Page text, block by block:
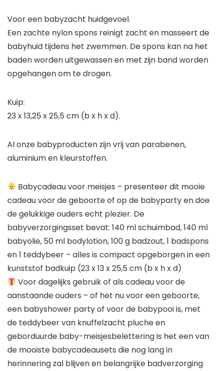
Voor een babyzacht huidgevoel.
Een zachte nylon spons reinigt zacht en masseert de
babyhuid tijdens het zwemmen. De spons kan na het
baden worden uitgewassen en met zijn band worden
opgehangen om te drogen.
Kuip:
23 x 13,25 x 25,5 cm (b x h x d).
Al onze babyproducten zijn vrij van parabenen,
aluminium en kleurstoffen.
Babycadeau voor meisjes – presenteer dit mooie
cadeau voor de geboorte of op de babyparty en doe
de gelukkige ouders echt plezier. De
babyverzorgingsset bevat: 140 ml schuimbad, 140 ml
babyolie, 50 ml bodylotion, 100 g badzout, 1 badspons
en 1 teddybeer – alles is compact opgeborgen in een
kunststof badkuip (23 x 13 x 25,5 cm (b x h x d)
Voor dagelijks gebruik of als cadeau voor de
aanstaande ouders – of het nu voor een geboorte,
een babyshower party of voor de babypooi is, met
de teddybeer van knuffelzacht pluche en
geborduurde baby-meisjesbelettering is het een van
de mooiste babycadeausets die nog lang in
herinnering zal blijven en belangrijke badverzorging